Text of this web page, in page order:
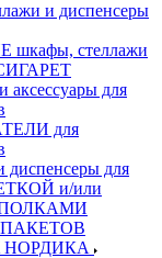
и диспенсеры
стеллажи
аксессуары для
для
для
и/или
ПАКЕТОВ